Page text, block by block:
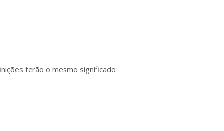
terão o mesmo significado